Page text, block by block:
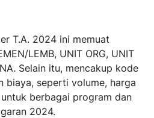
T.A. 2024 ini memuat
LEMB, UNIT ORG, UNIT
Selain itu, mencakup kode
biaya, seperti volume, harga
berbagai program dan
2024.